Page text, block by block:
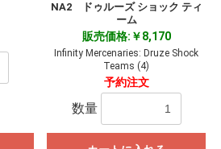
NA2 ドゥルーズ ショック ティ
ーム
販売価格:￥8,170
Infinity Mercenaries: Druze Shock
Teams (4)
予約注文
数量